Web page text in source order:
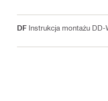
PDF Instrukcja montażu DD-